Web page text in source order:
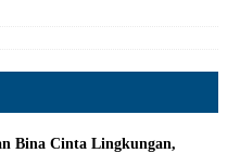
Bina Cinta Lingkungan,